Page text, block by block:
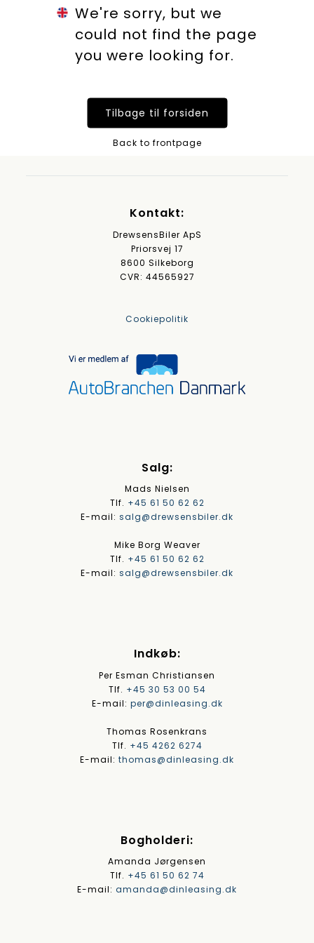
We're sorry, but we
could not find the page
you were looking for.
Tilbage til forsiden
Back to frontpage
Kontakt:
DrewsensBiler ApS
Priorsvej 17
8600 Silkeborg
CVR: 44565927
Cookiepolitik
Salg:
Mads Nielsen
Tlf. +45 61 50 62 62
E-mail: salg@drewsensbiler.dk
Mike Borg Weaver
Tlf. +45 61 50 62 62
E-mail: salg@drewsensbiler.dk
Indkøb:
Per Esman Christiansen
Tlf. +45 30 53 00 54
E-mail: per@dinleasing.dk
Thomas Rosenkrans
Tlf. +45 4262 6274
E-mail: thomas@dinleasing.dk
Bogholderi:
Amanda Jørgensen
Tlf. +45 61 50 62 74
E-mail: amanda@dinleasing.dk